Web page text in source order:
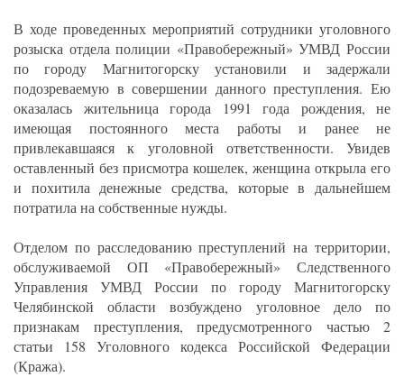
В ходе проведенных мероприятий сотрудники уголовного
розыска отдела полиции «Правобережный» УМВД России
по городу Магнитогорску установили и задержали
подозреваемую в совершении данного преступления. Ею
оказалась жительница города 1991 года рождения, не
имеющая постоянного места работы и ранее не
привлекавшаяся к уголовной ответственности. Увидев
оставленный без присмотра кошелек, женщина открыла его
и похитила денежные средства, которые в дальнейшем
потратила на собственные нужды.
Отделом по расследованию преступлений на территории,
обслуживаемой ОП «Правобережный» Следственного
Управления УМВД России по городу Магнитогорску
Челябинской области возбуждено уголовное дело по
признакам преступления, предусмотренного частью 2
статьи 158 Уголовного кодекса Российской Федерации
(Кража).